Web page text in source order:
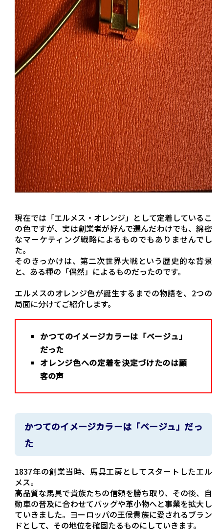
現在では「エルメス・オレンジ」として定着しているこ
の色ですが、実は創業者が好んで選んだわけでも、綿密
なマーケティング戦略によるものでもありませんでし
た。
そのきっかけは、第二次世界大戦という歴史的な背景
と、ある種の「偶然」によるものだったのです。
エルメスのオレンジ色が誕生するまでの物語を、2つの
局面に分けてご紹介します。
かつてのイメージカラーは「ベージュ」
だった
オレンジ色への定着を決定づけたのは顧
客の声
かつてのイメージカラーは「ベージュ」だっ
た
1837年の創業当時、馬具工房としてスタートしたエル
メス。
高品質な馬具で貴族たちの信頼を勝ち取り、その後、自
動車の普及に合わせてバッグや革小物へと事業を拡大し
ていきました。ヨーロッパの王侯貴族に愛されるブラン
ドとして、その地位を確固たるものにしていきます。